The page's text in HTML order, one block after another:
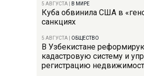
5 АВГУСТА В МИРЕ
Куба обвинила США в
санкциях
5 АВГУСТА ОБЩЕСТВО
В Узбекистане
кадастровую систему и
регистрацию